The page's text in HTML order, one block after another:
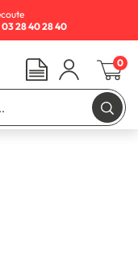
03 28 40 28 40
0